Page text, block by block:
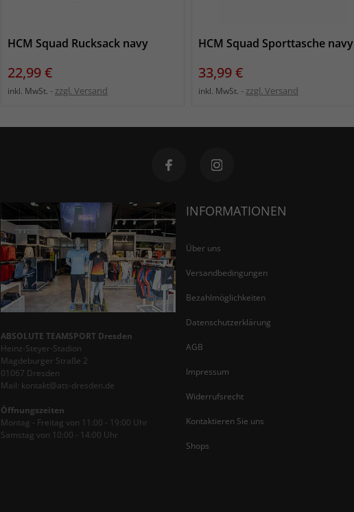
HCM Squad Rucksack navy
Preis
22,99 €
inkl. MwSt. zzgl. Versand
HCM Squad Sporttasche navy
Preis
33,99 €
inkl. MwSt. zzgl. Versand
ABSOLUTE TEAMSPORT Dresden
Heinz-Steyer-Stadion
Magdeburger Straße 2
01067 Dresden
Mail: kontakt@ats-dresden.de
Öffnungszeiten
Montag - Freitag von 11:00 - 19:00 Uhr
Samstag von 10:00 - 14:00 Uhr
INFORMATIONEN
Über uns
Versandbedingungen
Bezahlmöglichkeiten
Datenschutzerklärung
AGB
Impressum
Widerrufsrecht
Kontaktieren Sie uns
Shops